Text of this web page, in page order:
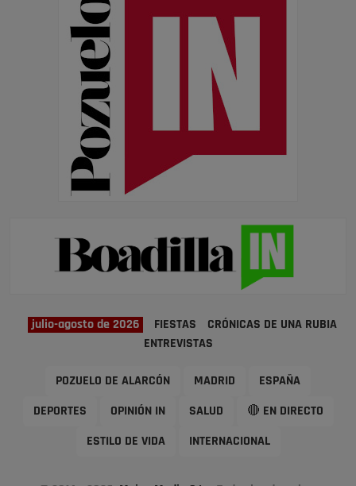
julio-agosto de 2026 FIESTAS
CRÓNICAS DE UNA RUBIA
ENTREVISTAS
POZUELO DE ALARCÓN MADRID ESPAÑA
DEPORTES OPINIÓN IN SALUD 🔴 EN DIRECTO
ESTILO DE VIDA INTERNACIONAL